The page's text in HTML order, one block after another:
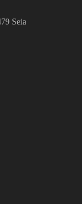
Seia